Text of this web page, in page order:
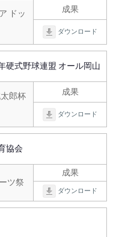
ドッ
成果
ダウンロード
硬式野球連盟 オール岡山
郎杯
成果
ダウンロード
協会
ツ祭
成果
ダウンロード